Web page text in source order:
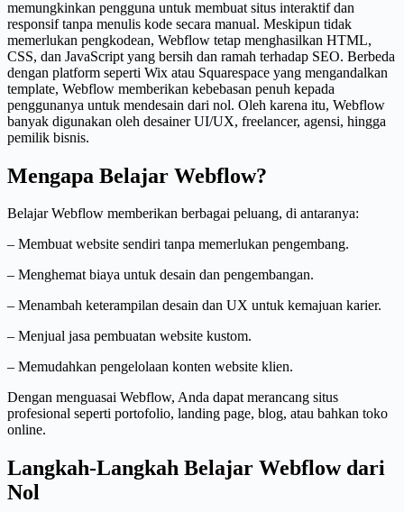
memungkinkan pengguna untuk membuat situs interaktif dan
responsif tanpa menulis kode secara manual. Meskipun tidak
memerlukan pengkodean, Webflow tetap menghasilkan HTML,
CSS, dan JavaScript yang bersih dan ramah terhadap SEO. Berbeda
dengan platform seperti Wix atau Squarespace yang mengandalkan
template, Webflow memberikan kebebasan penuh kepada
penggunanya untuk mendesain dari nol. Oleh karena itu, Webflow
banyak digunakan oleh desainer UI/UX, freelancer, agensi, hingga
pemilik bisnis.
Mengapa Belajar Webflow?
Belajar Webflow memberikan berbagai peluang, di antaranya:
– Membuat website sendiri tanpa memerlukan pengembang.
– Menghemat biaya untuk desain dan pengembangan.
– Menambah keterampilan desain dan UX untuk kemajuan karier.
– Menjual jasa pembuatan website kustom.
– Memudahkan pengelolaan konten website klien.
Dengan menguasai Webflow, Anda dapat merancang situs
profesional seperti portofolio, landing page, blog, atau bahkan toko
online.
Langkah-Langkah Belajar Webflow dari
Nol